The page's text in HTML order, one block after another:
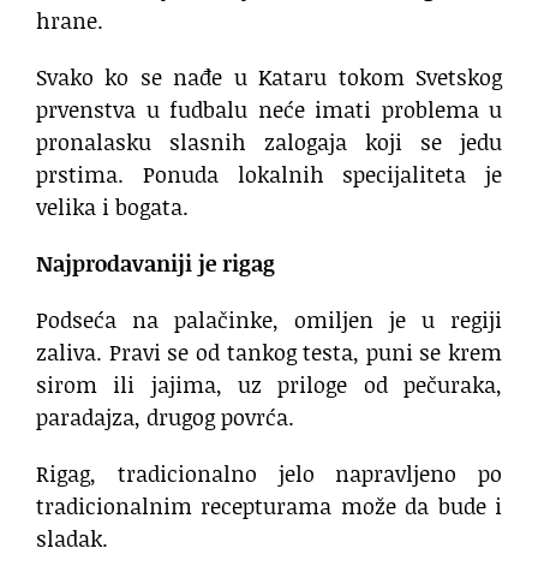
hrane.
Svako ko se nađe u Kataru tokom Svetskog
prvenstva u fudbalu neće imati problema u
pronalasku slasnih zalogaja koji se jedu
prstima. Ponuda lokalnih specijaliteta je
velika i bogata.
Najprodavaniji je rigag
Podseća na palačinke, omiljen je u regiji
zaliva. Pravi se od tankog testa, puni se krem
sirom ili jajima, uz priloge od pečuraka,
paradajza, drugog povrća.
Rigag, tradicionalno jelo napravljeno po
tradicionalnim recepturama može da bude i
sladak.